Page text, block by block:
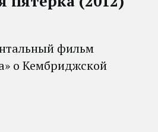
фильм
о Кембриджской